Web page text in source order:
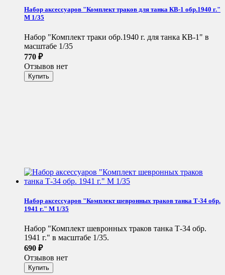
Набор аксессуаров "Комплект траков для танка КВ-1 обр.1940 г."
М 1/35
Набор "Комплект траки обр.1940 г. для танка КВ-1" в
масштабе 1/35
770 ₽
Отзывов нет
Набор аксессуаров "Комплект шевронных траков танка Т-34 обр.
1941 г." М 1/35
Набор "Комплект шевронных траков танка Т-34 обр.
1941 г." в масштабе 1/35.
690 ₽
Отзывов нет